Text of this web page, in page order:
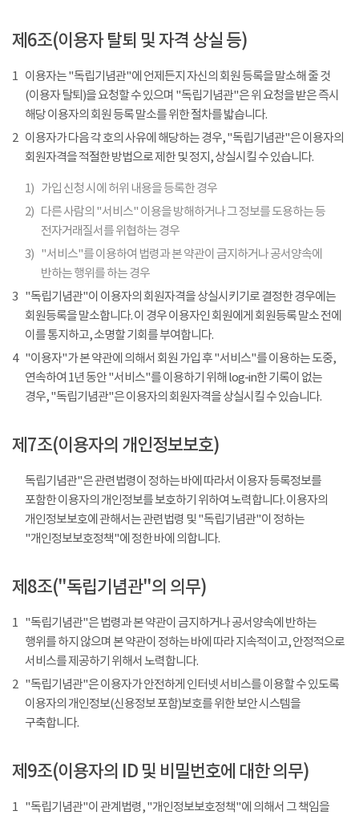
제6조(이용자 탈퇴 및 자격 상실 등)
1 이용자는 "독립기념관"에 언제든지 자신의 회원 등록을 말소해 줄 것
(이용자 탈퇴)을 요청할 수 있으며 "독립기념관"은 위 요청을 받은 즉시
해당 이용자의 회원 등록 말소를 위한 절차를 밟습니다.
2 이용자가 다음 각 호의 사유에 해당하는 경우, "독립기념관"은 이용자의
회원자격을 적절한 방법으로 제한 및 정지, 상실시킬 수 있습니다.
1) 가입 신청 시에 허위 내용을 등록한 경우
2) 다른 사람의 "서비스" 이용을 방해하거나 그 정보를 도용하는 등
전자거래질서를 위협하는 경우
3) "서비스"를 이용하여 법령과 본 약관이 금지하거나 공서양속에
반하는 행위를 하는 경우
3 "독립기념관"이 이용자의 회원자격을 상실시키기로 결정한 경우에는
회원등록을 말소합니다. 이 경우 이용자인 회원에게 회원등록 말소 전에
이를 통지하고, 소명할 기회를 부여합니다.
4
"이용자"가 본 약관에 의해서 회원 가입 후 "서비스"를 이용하는 도중,
연속하여 1년 동안 "서비스"를 이용하기 위해 log-in한 기록이 없는
경우, "독립기념관"은 이용자의 회원자격을 상실시킬 수 있습니다.
제7조(이용자의 개인정보보호)
독립기념관"은 관련법령이 정하는 바에 따라서 이용자 등록정보를
포함한 이용자의 개인정보를 보호하기 위하여 노력합니다. 이용자의
개인정보보호에 관해서는 관련법령 및 "독립기념관"이 정하는
"개인정보보호정책"에 정한 바에 의합니다.
제8조("독립기념관"의 의무)
1 "독립기념관"은 법령과 본 약관이 금지하거나 공서양속에 반하는
행위를 하지 않으며 본 약관이 정하는 바에 따라 지속적이고, 안정적으로
서비스를 제공하기 위해서 노력합니다.
2 "독립기념관"은 이용자가 안전하게 인터넷 서비스를 이용할 수 있도록
이용자의 개인정보(신용정보 포함)보호를 위한 보안 시스템을
구축합니다.
제9조(이용자의 ID 및 비밀번호에 대한 의무)
1 "독립기념관"이 관계법령, "개인정보보호정책"에 의해서 그 책임을